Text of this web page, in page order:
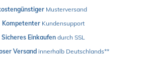
Musterversand
Kompetenter Kundensupport
Sicheres Einkaufen durch SSL
Versand innerhalb Deutschlands**